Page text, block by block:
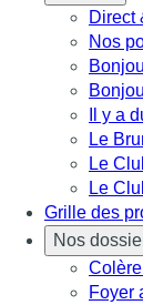
Direct
Nos
Il y a
Le
Le
Le
Grille des
Nos
Foyer